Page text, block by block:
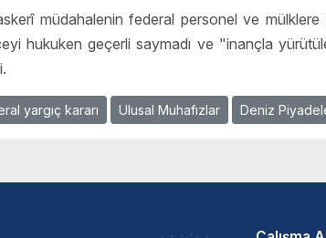
müdahalenin federal personel ve mülklere
hukuken geçerli saymadı ve "inançla
yargıç kararı Ulusal Muhafızlar Deniz